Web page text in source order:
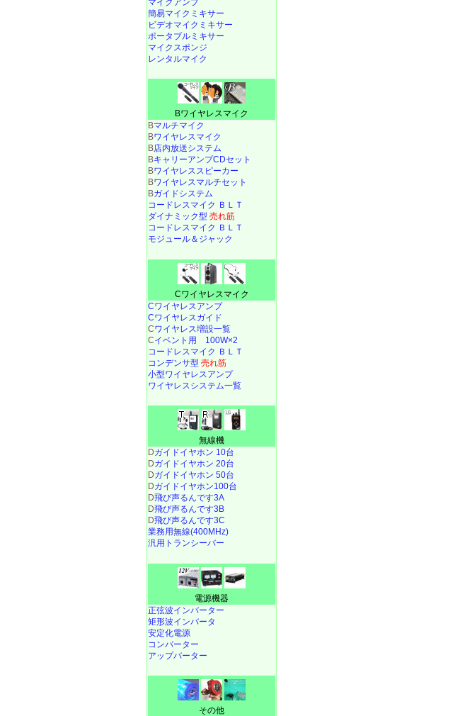
マイクアンプ
簡易マイクミキサー
ビデオマイクミキサー
ポータブルミキサー
マイクスポンジ
レンタルマイク
Bワイヤレスマイク
Bマルチマイク
Bワイヤレスマイク
B店内放送システム
BキャリーアンプCDセット
Bワイヤレススピーカー
Bワイヤレスマルチセット
Bガイドシステム
コードレスマイク ＢＬＴ
ダイナミック型 売れ筋
コードレスマイク ＢＬＴ
モジュール＆ジャック
Cワイヤレスマイク
Cワイヤレスアンプ
Cワイヤレスガイド
Cワイヤレス増設一覧
Cイベント用 100W×2
コードレスマイク ＢＬＴ
コンデンサ型 売れ筋
小型ワイヤレスアンプ
ワイヤレスシステム一覧
無線機
Dガイドイヤホン 10台
Dガイドイヤホン 20台
Dガイドイヤホン 50台
Dガイドイヤホン100台
D飛び声るんです3A
D飛び声るんです3B
D飛び声るんです3C
業務用無線(400MHz)
汎用トランシーバー
電源機器
正弦波インバーター
矩形波インバータ
安定化電源
コンバーター
アップバーター
その他